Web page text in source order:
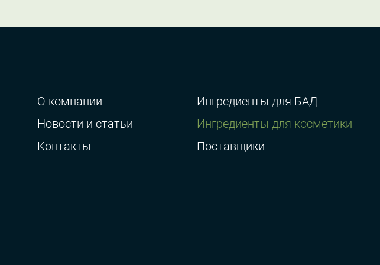
О компании
Новости и статьи
Контакты
Ингредиенты для БАД
Ингредиенты для косметики
Поставщики